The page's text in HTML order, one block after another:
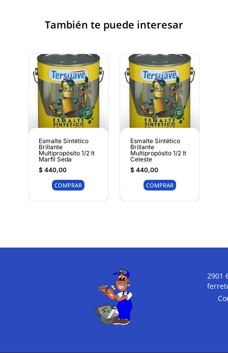
También te puede interesar
Esmalte Sintético
Brillante
Multipropósito 1/2 lt
Marfil Seda
$440,00
COMPRAR
Esmalte Sintético
Brillante
Multipropósito 1/2 lt
Celeste
$440,00
COMPRAR
2901